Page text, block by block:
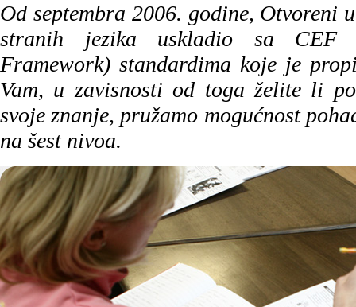
Od septembra 2006. godine, Otvoreni
stranih jezika uskladio sa CEF
Framework) standardima koje je
Vam, u zavisnosti od toga želite li
svoje znanje, pružamo mogućnost
na šest nivoa.